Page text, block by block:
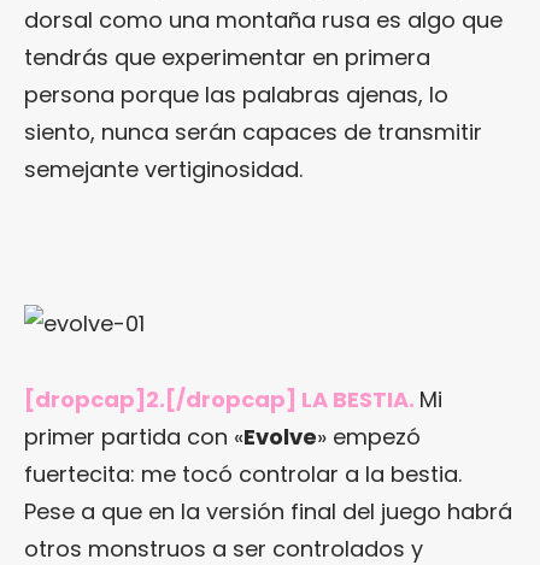
dorsal como una montaña rusa es algo que
tendrás que experimentar en primera
persona porque las palabras ajenas, lo
siento, nunca serán capaces de transmitir
semejante vertiginosidad.
[dropcap]2.[/dropcap] LA BESTIA. Mi
primer partida con «Evolve» empezó
fuertecita: me tocó controlar a la bestia.
Pese a que en la versión final del juego habrá
otros monstruos a ser controlados y